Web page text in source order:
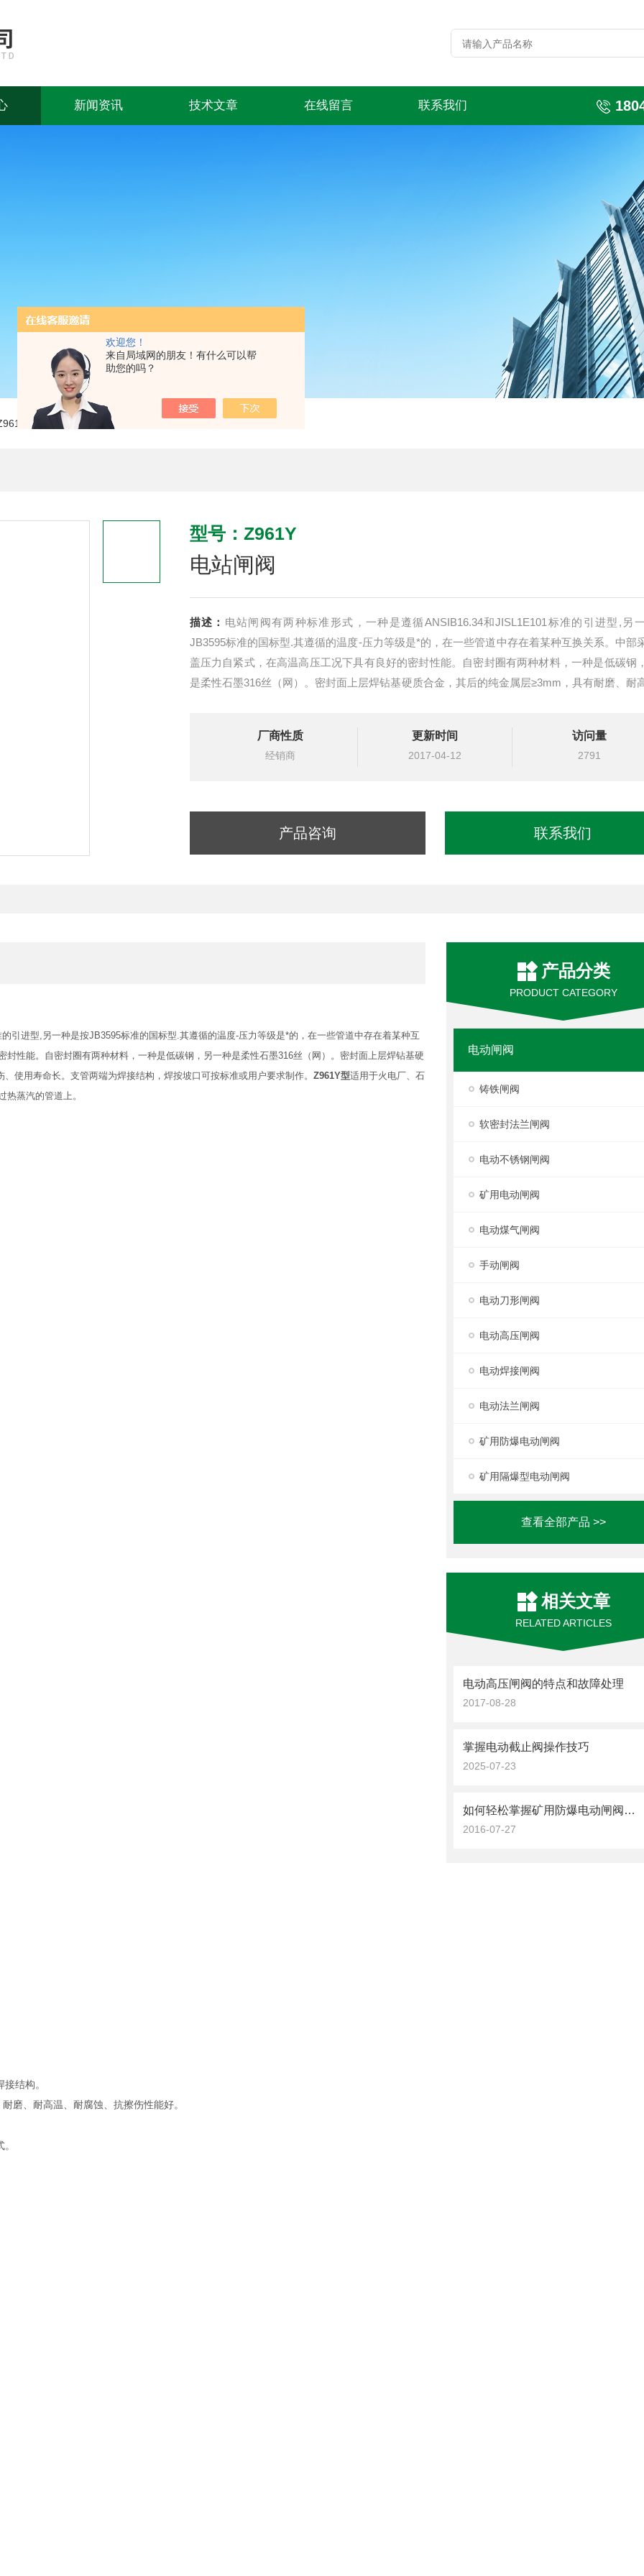
欢迎您！
来自局域网的朋友！有什么可以帮
助您的吗？
新闻资讯 技术文章 在线留言 联系我们
电站闸阀
型号：Z961Y
电站闸阀
描述： 电站闸阀有两种标准形式，一种是遵循ANSIB16.34和JISL1E101标准的引进型,另
JB3595标准的国标型.其遵循的温度-压力等级是*的，在一些管道中存在着某种互换关系。中部
盖压力自紧式，在高温高压工况下具有良好的密封性能。自密封圈有两种材料，一种是低碳钢
是柔性石墨316丝（网）。密封面上层焊钻基硬质合金，其后的纯金属层≥3mm，具有耐磨、耐
厂商性质
经销商
更新时间
2017-04-12
访问量
2791
产品咨询 联系我们
产品分类
PRODUCT CATEGORY
电动闸阀
铸铁闸阀
软密封法兰闸阀
电动不锈钢闸阀
矿用电动闸阀
电动煤气闸阀
手动闸阀
电动刀形闸阀
电动高压闸阀
电动焊接闸阀
电动法兰闸阀
矿用防爆电动闸阀
矿用隔爆型电动闸阀
查看全部产品 >>
相关文章
RELATED ARTICLES
电动高压闸阀的特点和故障处理
2017-08-28
掌握电动截止阀操作技巧
2025-07-23
如何轻松掌握矿用防爆电动闸阀原理及用途
2016-07-27
引进型,另一种是按JB3595标准的国标型.其遵循的温度-压力等级是*的，在一些管道中存在着某种互
性能。自密封圈有两种材料，一种是低碳钢，另一种是柔性石墨316丝（网）。密封面上层焊钻基硬
使用寿命长。支管两端为焊接结构，焊按坡口可按标准或用户要求制作。 Z961Y型适用于火电厂、石
蒸汽的管道上。
结构。
磨、耐高温、耐腐蚀、抗擦伤性能好。
。